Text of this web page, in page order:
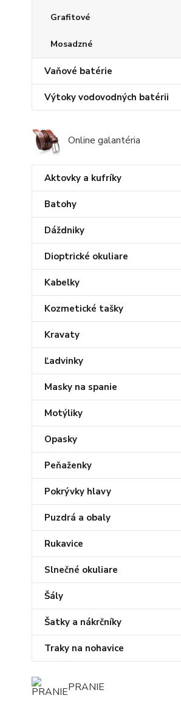
Grafitové
Mosadzné
Vaňové batérie
Výtoky vodovodných batérii
Online galantéria
Aktovky a kufríky
Batohy
Dáždniky
Dioptrické okuliare
Kabelky
Kozmetické tašky
Kravaty
Ľadvinky
Masky na spanie
Motýliky
Opasky
Peňaženky
Pokrývky hlavy
Puzdrá a obaly
Rukavice
Slnečné okuliare
Šály
Šatky a nákrčníky
Traky na nohavice
PRANIE